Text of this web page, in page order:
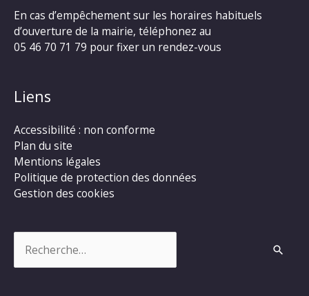
En cas d’empêchement sur les horaires habituels
d’ouverture de la mairie, téléphonez au
05 46 70 71 79 pour fixer un rendez-vous
Liens
Accessibilité : non conforme
Plan du site
Mentions légales
Politique de protection des données
Gestion des cookies